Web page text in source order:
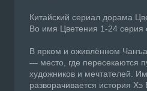
Китайский сериал дорама
Во имя Цветения 1-24 серия
В ярком и оживлённом
— место, где пересекаются
художников и мечтателей.
разворачивается история